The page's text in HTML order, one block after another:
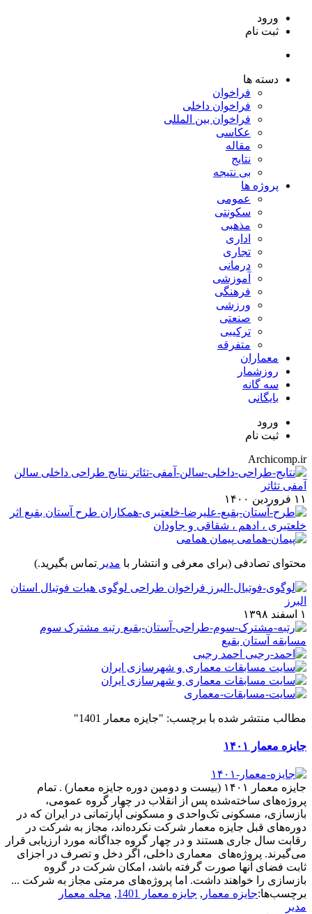
ورود
ثبت نام
دسته ها
فراخوان
فراخوان داخلی
فراخوان بین المللی
عکاسی
مقاله
نتایج
بی نتیجه
پروژه ها
عمومی
سکونتی
مذهبی
اداری
تجاری
درمانی
آموزشی
فرهنگی
ورزشی
صنعتی
ترکیبی
متفرقه
معماران
روزشمار
سه گانه
بایگانی
ورود
ثبت نام
Archicomp.ir
نتایج طراحی داخلی سالن
آمفی تئاتر
۱۱ فروردین ۱۴۰۰
طرح آستان بقیع اثر
خلعتبری ، ادهم ، شقاقی و جاودان
پیمان همامی
محتوای تصادفی (برای معرفی و انتشار با مدیر تماس بگیرید.)
فراخوان طراحی لوگوی هیات فوتبال استان
البرز
۱ اسفند ۱۳۹۸
رتبه مشترک سوم
مسابقه آستان بقیع
احمد رجبی
مطالب منتشر شده با برچسب: "جایزه معمار 1401"
جایزه معمار ۱۴۰۱
جایزه معمار ۱۴۰۱ (بیست و دومین دوره جایزه معمار) . تمام
پروژه‌های ساخته‌شده پس از انقلاب در چهار گروه عمومی،
بازسازی، مسکونی تک‌واحدی و مسکونی آپارتمانی در ایران که در
دوره‌های قبل جایزه معمار شرکت نکرده‌اند، مجاز به شرکت در
رقابت سال جاری هستند و در چهار گروه جداگانه مورد ارزیابی قرار
می‌گیرند. پروژه‌های معماری داخلی، اگر دخل و تصرف در اجزای
ثابت فضای آنها صورت گرفته باشد، امکان شرکت در گروه
بازسازی را خواهند داشت. اما پروژه‌های مرمتی مجاز به شرکت ...
برچسب‌ها:جایزه معمار , جایزه معمار 1401 , مجله معمار
مدیر